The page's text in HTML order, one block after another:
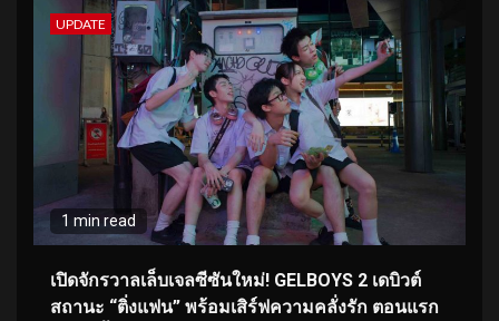
UPDATE
1 min read
เปิดจักรวาลเล็บเจลซีซันใหม่! GELBOYS 2 เดบิวต์
สถานะ “ติ่งแฟน” พร้อมเสิร์ฟความคลั่งรัก ตอนแรก